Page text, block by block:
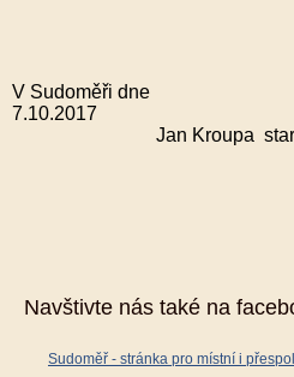
V Sudoměři dne
Jan Kroupa
Navštivte nás také na
Sudoměř - stránka pro místní i